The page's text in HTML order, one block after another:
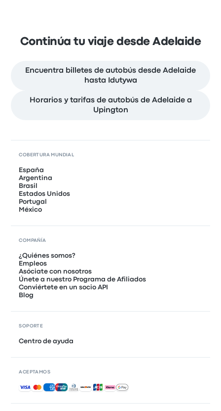
Continúa tu viaje desde Adelaide
Encuentra billetes de autobús desde Adelaide
hasta Idutywa
Horarios y tarifas de autobús de Adelaide a
Upington
COBERTURA MUNDIAL
España
Argentina
Brasil
Estados Unidos
Portugal
México
COMPAÑÍA
¿Quiénes somos?
Empleos
Asóciate con nosotros
Únete a nuestro Programa de Afiliados
Conviértete en un socio API
Blog
SOPORTE
Centro de ayuda
ACEPTAMOS
Pagos aceptados